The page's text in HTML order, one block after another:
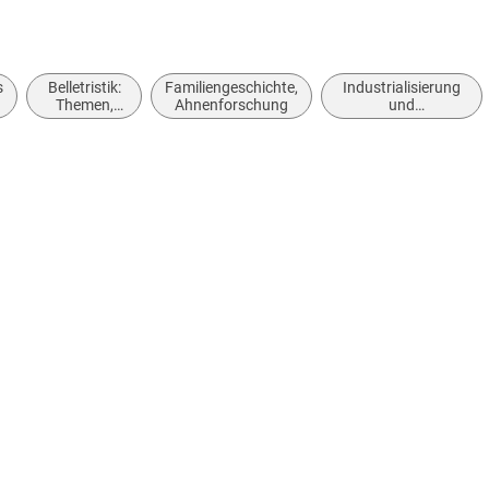
Belletristik:
Themen,
Stoffe,
Familiengeschichte,
Ahnenforschung
Industrialisierung
und
Industriegeschichte